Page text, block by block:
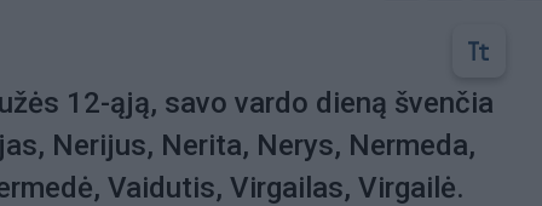
12-ąją, savo vardo dieną švenčia
Nerijus, Nerita, Nerys, Nermeda,
Vaidutis, Virgailas, Virgailė.